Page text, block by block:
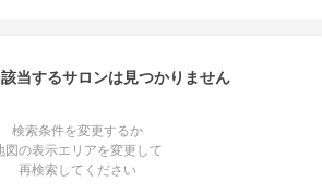
当するサロンは見つかりません
検索条件を変更するか
図の表示エリアを変更して
再検索してください